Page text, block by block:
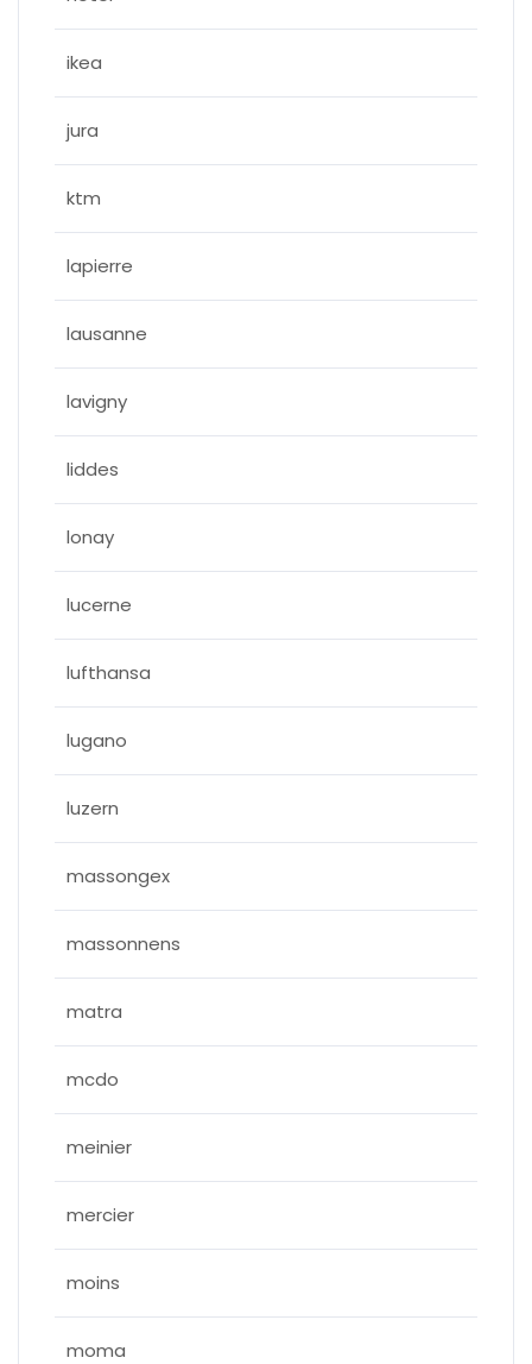
ikea
jura
ktm
lapierre
lausanne
lavigny
liddes
lonay
lucerne
lufthansa
lugano
luzern
massongex
massonnens
matra
mcdo
meinier
mercier
moins
moma